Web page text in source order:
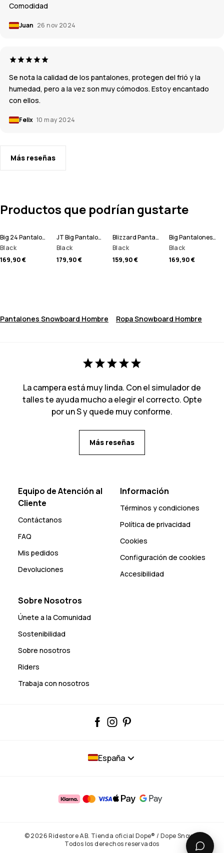
Comodidad
Juan 26 nov 2024
Se nota la calidad de los pantalones, protegen del frió y la
humedad, pero a la vez son muy cómodos. Estoy encantado
con ellos.
Felix 10 may 2024
Más reseñas
Productos que podrían gustarte
Big 24 Pantalones Snowboard Hombre
Black
169,90 €
JT Big Pantalones Snowboard Hombre
Black
179,90 €
Blizzard Pantalones Snowboard Hombre
Black
159,90 €
Big Pantalones Snowboard Hombre
Black
169,90 €
Pantalones Snowboard Hombre Ropa Snowboard Hombre
La campera está muy linda. Con el simulador de
talles te ayuda mucho a elegir el correcto. Opte
por un S y quede muy conforme.
Más reseñas
Equipo de Atención al
Cliente
Contáctanos
FAQ
Mis pedidos
Devoluciones
Información
Términos y condiciones
Política de privacidad
Cookies
Configuración de cookies
Accesibilidad
Sobre Nosotros
Únete a la Comunidad
Sostenibilidad
Sobre nosotros
Riders
Trabaja con nosotros
España
© 2026 Ridestore AB. Tienda oficial Dope® / Dope Snow®.
Todos los derechos reservados